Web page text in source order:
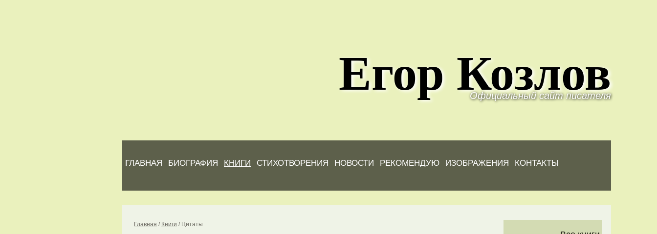
Егор Козлов
Официальный сайт писателя
ГЛАВНАЯ БИОГРАФИЯ КНИГИ СТИХОТВОРЕНИЯ НОВОСТИ РЕКОМЕНДУЮ ИЗОБРАЖЕНИЯ КОНТАКТЫ
Главная / Книги / Цитаты